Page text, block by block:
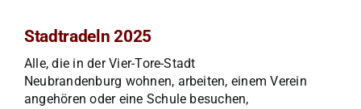
Stadtradeln 2025
Alle, die in der Vier-Tore-Stadt
Neubrandenburg wohnen, arbeiten, einem Verein
angehören oder eine Schule besuchen,